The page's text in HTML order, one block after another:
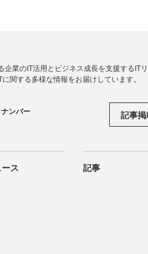
業のIT活用とビジネス成長を支援するIT
関する多様な情報をお届けしています。
ンバー 記事
ス 記事